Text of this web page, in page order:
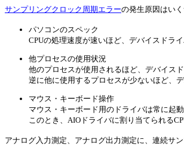
サンプリングクロック周期エラーの発生原因はい
パソコンのスペック
CPUの処理速度が速いほど、デバイスドラ
他プロセスの使用状況
他のプロセスが使用されるほど、デバイス
逆に他に使用するプロセスが少ないほど、
マウス・キーボード操作
マウス・キーボード用のドライバは常に起
このとき、AIOドライバに割り当てられる
アナログ入力測定、アナログ出力測定に、連続サ